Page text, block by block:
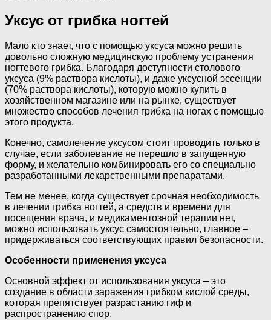
Уксус от грибка ногтей
Мало кто знает, что с помощью уксуса можно решить
довольно сложную медицинскую проблему устранения
ногтевого грибка. Благодаря доступности столового
уксуса (9% раствора кислоты), и даже уксусной эссенции
(70% раствора кислоты), которую можно купить в
хозяйственном магазине или на рынке, существует
множество способов лечения грибка на ногах с помощью
этого продукта.
Конечно, самолечение уксусом стоит проводить только в
случае, если заболевание не перешло в запущенную
форму, и желательно комбинировать его со специально
разработанными лекарственными препаратами.
Тем не менее, когда существует срочная необходимость
в лечении грибка ногтей, а средств и времени для
посещения врача, и медикаментозной терапии нет,
можно использовать уксус самостоятельно, главное –
придерживаться соответствующих правил безопасности.
Особенности применения уксуса
Основной эффект от использования уксуса – это
создание в области заражения грибком кислой среды,
которая препятствует разрастанию гиф и
распространению спор.